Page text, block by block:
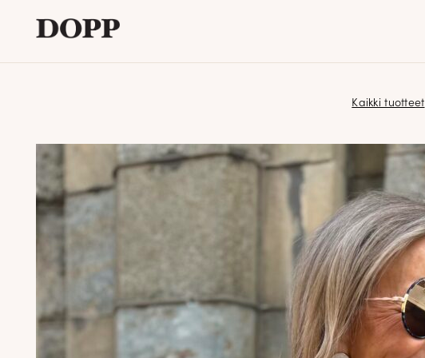
Tyyliblogi
Brändi
Avaa
alavalikko
Yhteystiedot
Kaikki tuotteet